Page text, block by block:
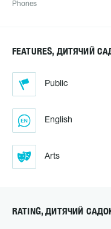
Phones
FEATURES, ДИТЯЧИЙ
Public
English
Arts
RATING, ДИТЯЧИЙ